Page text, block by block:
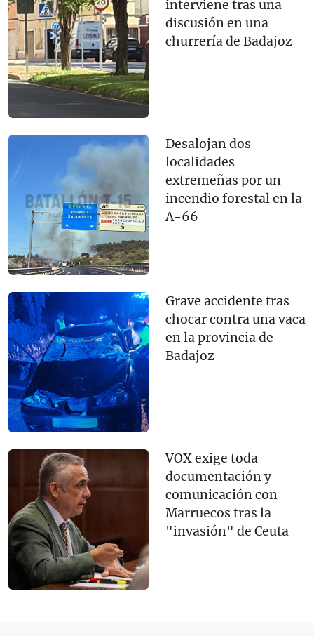
interviene tras una
discusión en una
churrería de Badajoz
Desalojan dos
localidades
extremeñas por un
incendio forestal en la
A-66
Grave accidente tras
chocar contra una vaca
en la provincia de
Badajoz
VOX exige toda
documentación y
comunicación con
Marruecos tras la
"invasión" de Ceuta